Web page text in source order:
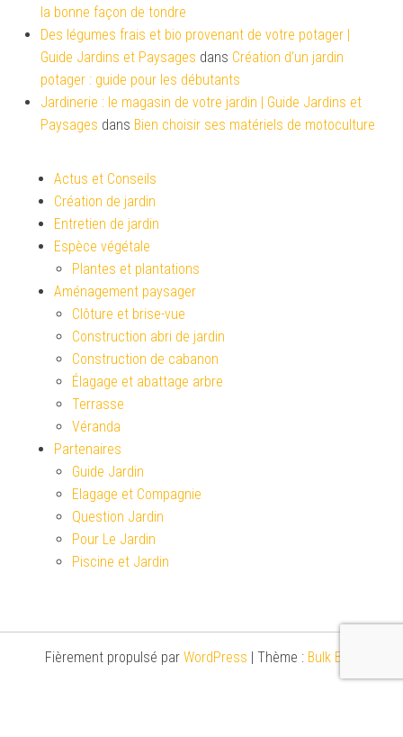
la bonne façon de tondre
Des légumes frais et bio provenant de votre potager |
Guide Jardins et Paysages dans Création d’un jardin
potager : guide pour les débutants
Jardinerie : le magasin de votre jardin | Guide Jardins et
Paysages dans Bien choisir ses matériels de motoculture
Actus et Conseils
Création de jardin
Entretien de jardin
Espèce végétale
Plantes et plantations
Aménagement paysager
Clôture et brise-vue
Construction abri de jardin
Construction de cabanon
Élagage et abattage arbre
Terrasse
Véranda
Partenaires
Guide Jardin
Elagage et Compagnie
Question Jardin
Pour Le Jardin
Piscine et Jardin
Fièrement propulsé par WordPress Thème : Bulk Blog